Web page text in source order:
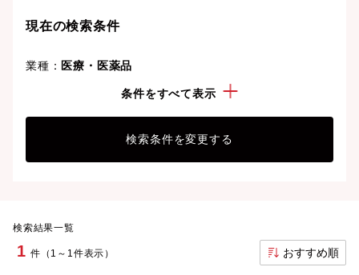
現在の検索条件
業種： 医療・医薬品
Java
条件をすべて表示
検索条件を変更する
検索結果一覧
1 件（1～1件表示） おすすめ順